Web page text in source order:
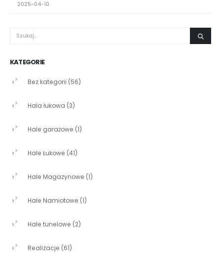
2025-04-10
KATEGORIE
Bez kategorii (56)
Hala łukowa (3)
Hale garażowe (1)
Hale Łukowe (41)
Hale Magazynowe (1)
Hale Namiotowe (1)
Hale tunelowe (2)
Realizacje (61)